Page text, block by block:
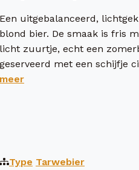
Een uitgebalanceerd,
blond bier. De smaak is fris
licht zuurtje, echt een
geserveerd met een schijfje
meer
Type Tarwebier